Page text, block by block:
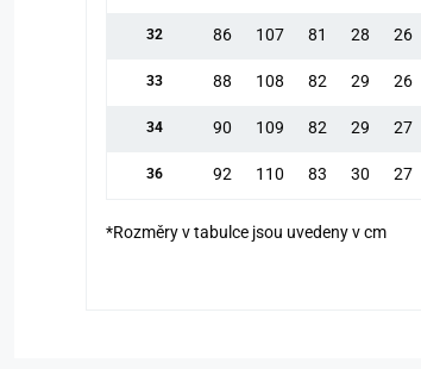
32 86 107 81 28 26
33 88 108 82 29 26
34 90 109 82 29 27
36 92 110 83 30 27
*Rozměry v tabulce jsou uvedeny v cm